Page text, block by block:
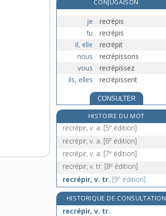
récriminatoire, adj.
récriminer, v. intr.
récrire, v. tr.
recristallisation, n. f.
CONJUGAISON
je
recrépis
tu
recrépis
il, elle
recrépit
nous
recrépissons
vous
recrépissez
ils, elles
recrépissent
CONSULTER
HISTOIRE DU MOT
recrépir, v. a. [5e édition]
recrépir, v. a. [6e édition]
recrépir, v. a. [7e édition]
recrépir, v. tr. [8e édition]
recrépir, v. tr. [9e édition]
HISTORIQUE DE CONSULTATION
recrépir, v. tr.